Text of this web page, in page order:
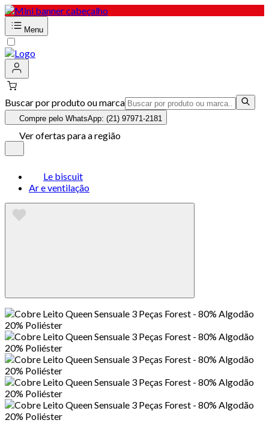
Menu
Buscar por produto ou marca
Compre pelo WhatsApp: (21) 97971-2181
Ver ofertas para a região
Le biscuit
Ar e ventilação